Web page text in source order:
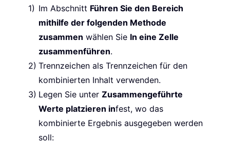
Im Abschnitt Führen Sie den Bereich
mithilfe der folgenden Methode
zusammen wählen Sie In eine Zelle
zusammenführen.
Trennzeichen als Trennzeichen für den
kombinierten Inhalt verwenden.
Legen Sie unter Zusammengeführte
Werte platzieren infest, wo das
kombinierte Ergebnis ausgegeben werden
soll: